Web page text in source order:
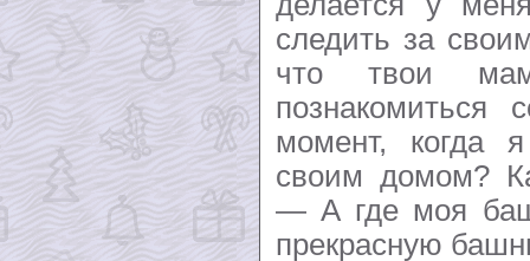
следить за
что твои
момент, когда
своим домом?
— А где моя
прекрасную